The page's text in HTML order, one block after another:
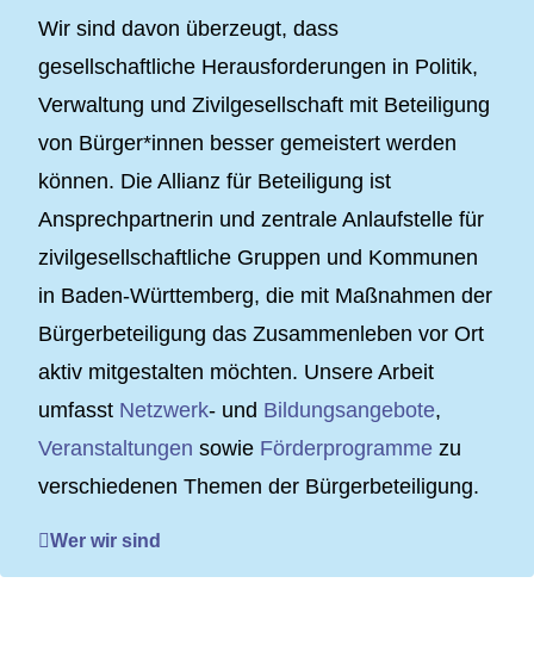
Wir sind davon überzeugt, dass
gesellschaftliche Herausforderungen in Politik,
Verwaltung und Zivilgesellschaft mit Beteiligung
von Bürger*innen besser gemeistert werden
können. Die Allianz für Beteiligung ist
Ansprechpartnerin und zentrale Anlaufstelle für
zivilgesellschaftliche Gruppen und Kommunen
in Baden-Württemberg, die mit Maßnahmen der
Bürgerbeteiligung das Zusammenleben vor Ort
aktiv mitgestalten möchten. Unsere Arbeit
umfasst Netzwerk- und Bildungsangebote,
Veranstaltungen sowie Förderprogramme zu
verschiedenen Themen der Bürgerbeteiligung.
Wer wir sind